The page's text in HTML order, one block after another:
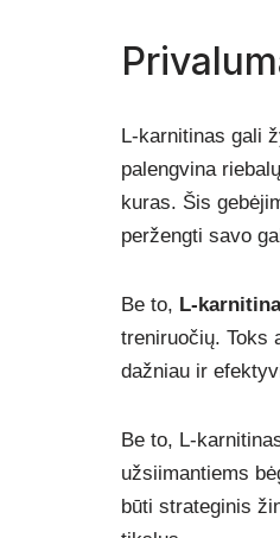
L-karnitinas gali
palengvina
kuras. Šis
peržengti savo
Be to, L-
treniruočių. Toks
dažniau ir
Be to, L-
užsiimantiems
būti strateginis